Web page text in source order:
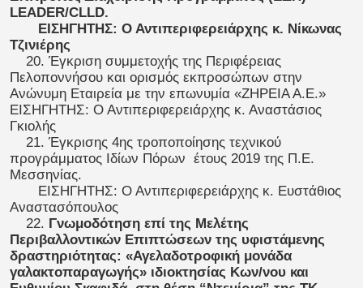
LEADER/CLLD.
ΕΙΣΗΓΗΤΗΣ: Ο Αντιπεριφερειάρχης κ. Νίκωνας
Τζινιέρης
20. Έγκριση συμμετοχής της Περιφέρειας
Πελοποννήσου και ορισμός εκπροσώπων στην
Ανώνυμη Εταιρεία με την επωνυμία «ΖΗΡΕΙΑ Α.Ε.»
ΕΙΣΗΓΗΤΗΣ: Ο Αντιπεριφερειάρχης κ. Αναστάσιος
Γκιολής
21. Έγκρισης 4ης τροποποίησης τεχνικού
προγράμματος Ιδίων Πόρων έτους 2019 της Π.Ε.
Μεσσηνίας.
ΕΙΣΗΓΗΤΗΣ: Ο Αντιπεριφερειάρχης κ. Ευστάθιος
Αναστασόπουλος
22. Γνωμοδότηση επί της Μελέτης
Περιβαλλοντικών Επιπτώσεων της υφιστάμενης
δραστηριότητας: «Αγελαδοτροφική μονάδα
γαλακτοπαραγωγής» ιδιοκτησίας Κων/νου και